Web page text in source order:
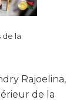
la
Rajoelina,
de la